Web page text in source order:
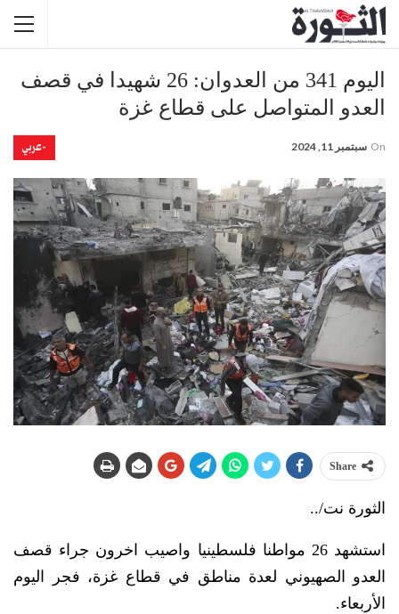
اليوم 341 من العدوان: 26 شهيدا في قصف
العدو المتواصل على قطاع غزة
-عربي On سبتمبر 11, 2024
Share
الثورة نت/..
استشهد 26 مواطنا فلسطينيا واصيب اخرون جراء قصف
العدو الصهيوني لعدة مناطق في قطاع غزة، فجر اليوم
الأربعاء.